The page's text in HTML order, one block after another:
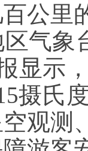
里的
气象
显示
摄氏
观测